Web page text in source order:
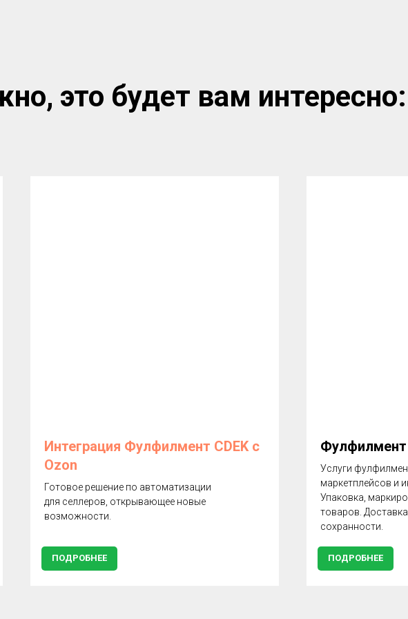
это будет вам интересно:
Интеграция Фулфилмент CDEK с
Ozon
Готовое решение по автоматизации
для селлеров, открывающее новые
возможности.
ПОДРОБНЕЕ
Фулфилмент
Услуги
маркетплейсов и
Упаковка,
товаров.
сохранности.
ПОДРОБНЕЕ